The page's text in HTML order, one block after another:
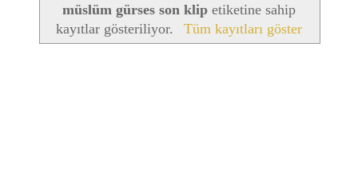
müslüm gürses son klip etiketine sahip
kayıtlar gösteriliyor.
Tüm kayıtları göster